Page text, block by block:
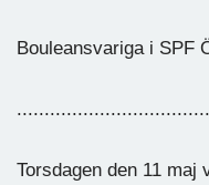
Bouleansvariga i SPF
Torsdagen den 11 maj